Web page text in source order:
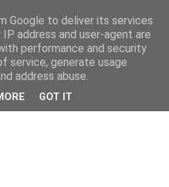
Google to deliver its services
address and user-agent are
performance and security
service, generate usage
address abuse.
GOT IT